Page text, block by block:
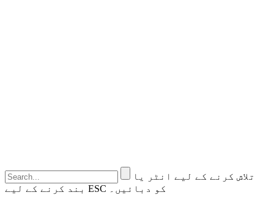
تلاش کرنے کے لیے انٹر یا
بند کرنے کے لیے ESC کو دبائیں۔